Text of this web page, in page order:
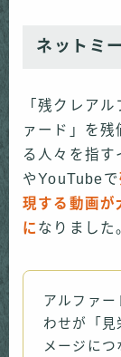
ネットミ
「残クレア
ァード」を残
る人々を指
やYouTubeで
現する動画が
に なりました
アルファー
わせが「見
メージにつ